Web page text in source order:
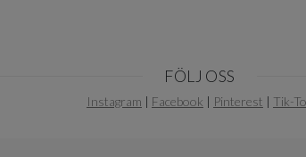
FÖLJ OSS
Instagram | Facebook | Pinterest | Tik-